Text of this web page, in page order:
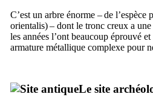
C’est un arbre énorme – de l’espèce
orientalis) – dont le tronc creux a
les années l’ont beaucoup éprouvé
armature métallique complexe pour
Le site